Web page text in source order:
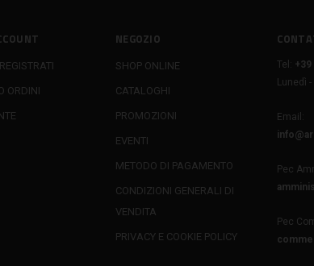
ORDINI
NEGOZIO
SHOP ONLINE
CATALOGHI
PROMOZIONI
EVENTI
METODO DI PAGAMENTO
CONDIZIONI GENERALI DI
VENDITA
PRIVACY E COOKIE POLICY
Tel:
Lunedì
Email:
Pec
Pec